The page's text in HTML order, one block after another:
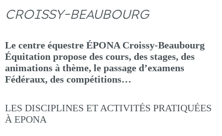
CROISSY-BEAUBOURG
Le centre équestre ÉPONA Croissy-Beaubourg
Équitation propose des cours, des stages, des
animations à thème, le passage d’examens
Fédéraux, des compétitions…
LES DISCIPLINES ET ACTIVITÉS PRATIQUÉES
À EPONA